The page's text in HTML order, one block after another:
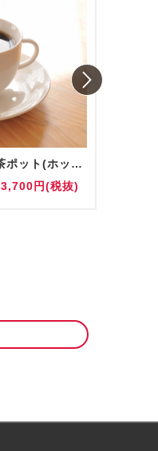
【追加】コーヒー・紅茶ポット(ホット・アイス) 陶器/グラス提供
3,700円(税抜)